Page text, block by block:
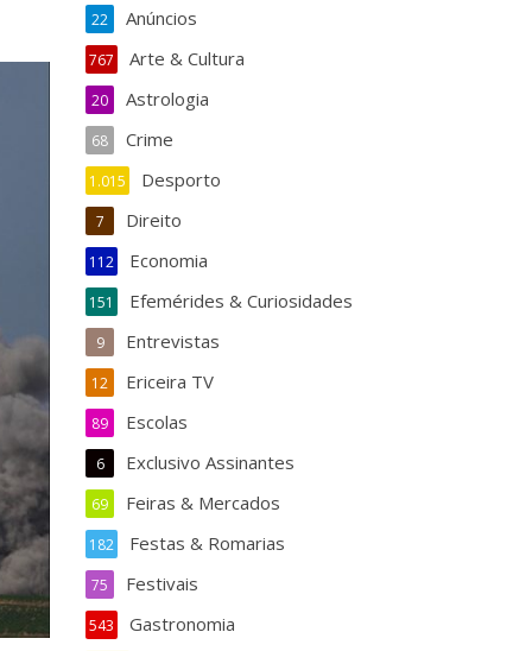
Anúncios
22
Arte & Cultura
767
Astrologia
20
Crime
68
Desporto
1.015
Direito
7
Economia
112
Efemérides & Curiosidades
151
Entrevistas
9
Ericeira TV
12
Escolas
89
Exclusivo Assinantes
6
Feiras & Mercados
69
Festas & Romarias
182
Festivais
75
Gastronomia
543